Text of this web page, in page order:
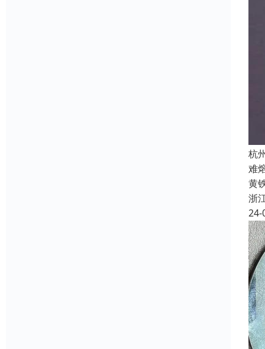
杭
难
黄
浙
24-